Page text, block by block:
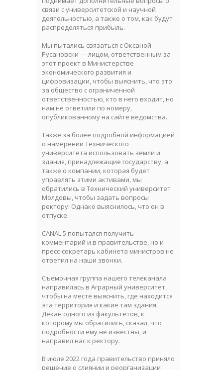
связи с университетской и научной
деятельностью, а также о том, как будут
распределяться прибыль.
Мы пытались связаться с Оксаной
Русановски — лицом, ответственным за
этот проект в Министерстве
экономического развития и
цифровизации, чтобы выяснить, что это
за общество с ограниченной
ответственностью, кто в него входит, но
нам не ответили по номеру,
опубликованному на сайте ведомства.
Также за более подробной информацией
о намерении Технического
университета использовать земли и
здания, принадлежащие государству, а
также о компании, которая будет
управлять этими активами, мы
обратились в Технический университет
Молдовы, чтобы задать вопросы
ректору. Однако выяснилось, что он в
отпуске.
CANAL 5 попытался получить
комментарий и в правительстве, но и
пресс-секретарь кабинета министров не
ответил на наши звонки.
Съемочная группа нашего телеканала
направилась в Аграрный университет,
чтобы на месте выяснить, где находится
эта территория и какие там здания.
Декан одного из факультетов, к
которому мы обратились, сказал, что
подробности ему не известны, и
направил нас к ректору.
В июле 2022 года правительство приняло
решение о слиянии и реорганизации